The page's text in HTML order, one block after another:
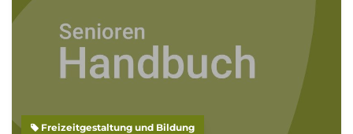
Freizeitgestaltung und Bildung